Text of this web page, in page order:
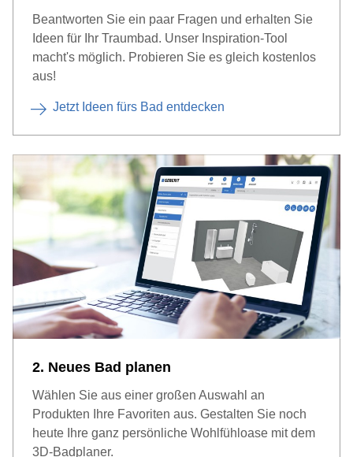
Beantworten Sie ein paar Fragen und erhalten Sie
Ideen für Ihr Traumbad. Unser Inspiration-Tool
macht's möglich. Probieren Sie es gleich kostenlos
aus!
Jetzt Ideen fürs Bad entdecken
2. Neues Bad planen
Wählen Sie aus einer großen Auswahl an
Produkten Ihre Favoriten aus. Gestalten Sie noch
heute Ihre ganz persönliche Wohlfühloase mit dem
3D-Badplaner.